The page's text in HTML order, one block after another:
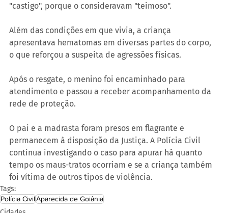
"castigo", porque o consideravam "teimoso".
Além das condições em que vivia, a criança
apresentava hematomas em diversas partes do corpo,
o que reforçou a suspeita de agressões físicas.
Após o resgate, o menino foi encaminhado para
atendimento e passou a receber acompanhamento da
rede de proteção.
O pai e a madrasta foram presos em flagrante e
permanecem à disposição da Justiça. A Polícia Civil
continua investigando o caso para apurar há quanto
tempo os maus-tratos ocorriam e se a criança também
foi vítima de outros tipos de violência.
Tags:
Polícia CivilAparecida de Goiânia